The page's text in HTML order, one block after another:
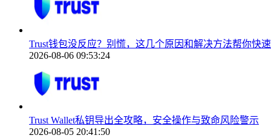
Trust钱包没反应？别慌，这几个原因和解决方法帮你快
2026-08-06 09:53:24
Trust Wallet私钥导出全攻略，安全操作与致命风险警示
2026-08-05 20:41:50